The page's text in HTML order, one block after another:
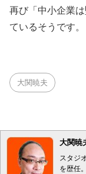
再び「中小企業
ているそうです。
大関暁夫
大関暁
スタジ
を歴任